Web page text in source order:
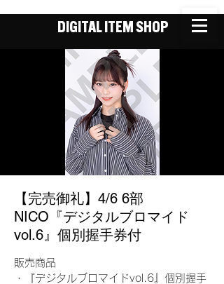
DIGITAL ITEM SHOP
【完売御礼】4/6 6部
NICO『デジタルブロマイド
vol.6』個別握手券付
販売商品
・『デジタルブロマイドvol.6』個別握手